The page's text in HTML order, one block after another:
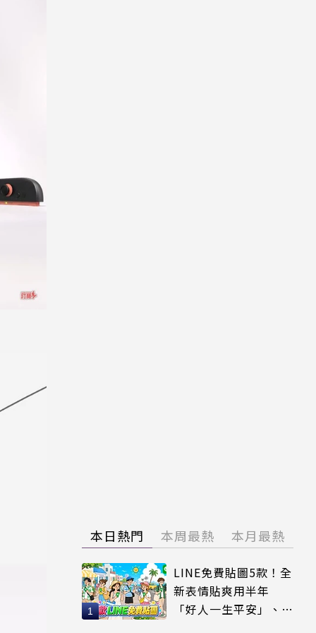
本日熱門 本周最熱 本月最熱
LINE免費貼圖5款！全
新表情貼爽用半年
「好人一生平安」、